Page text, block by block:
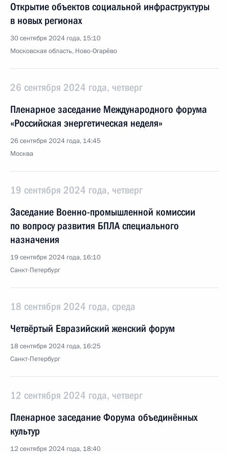
Открытие объектов социальной инфраструктуры
в новых регионах
30 сентября 2024 года, 15:10
Московская область, Ново-Огарёво
26 сентября 2024 года, четверг
Пленарное заседание Международного форума
«Российская энергетическая неделя»
26 сентября 2024 года, 14:45
Москва
19 сентября 2024 года, четверг
Заседание Военно-промышленной комиссии
по вопросу развития БПЛА специального
назначения
19 сентября 2024 года, 16:10
Санкт-Петербург
18 сентября 2024 года, среда
Четвёртый Евразийский женский форум
18 сентября 2024 года, 16:25
Санкт-Петербург
12 сентября 2024 года, четверг
Пленарное заседание Форума объединённых
культур
12 сентября 2024 года, 18:40